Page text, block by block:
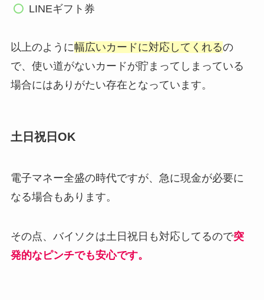
LINEギフト券
以上のように幅広いカードに対応してくれるの
で、使い道がないカードが貯まってしまっている
場合にはありがたい存在となっています。
土日祝日OK
電子マネー全盛の時代ですが、急に現金が必要に
なる場合もあります。
その点、バイソクは土日祝日も対応してるので突
発的なピンチでも安心です。